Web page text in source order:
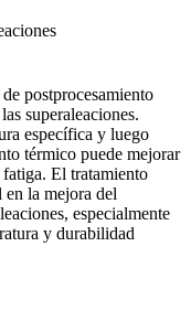
postprocesamiento
superaleaciones.
específica y luego
térmico puede mejorar
El tratamiento
la mejora del
especialmente
y durabilidad